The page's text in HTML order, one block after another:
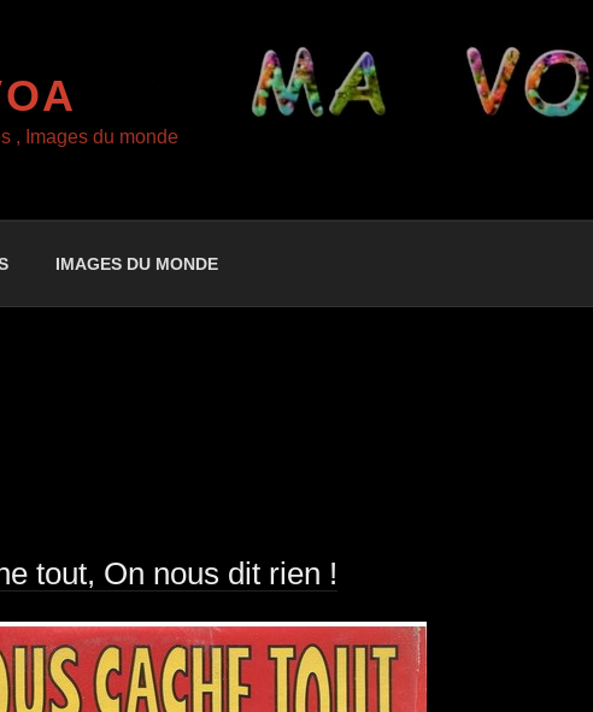
, Images du monde
IMAGES DU MONDE
tout, On nous dit rien !